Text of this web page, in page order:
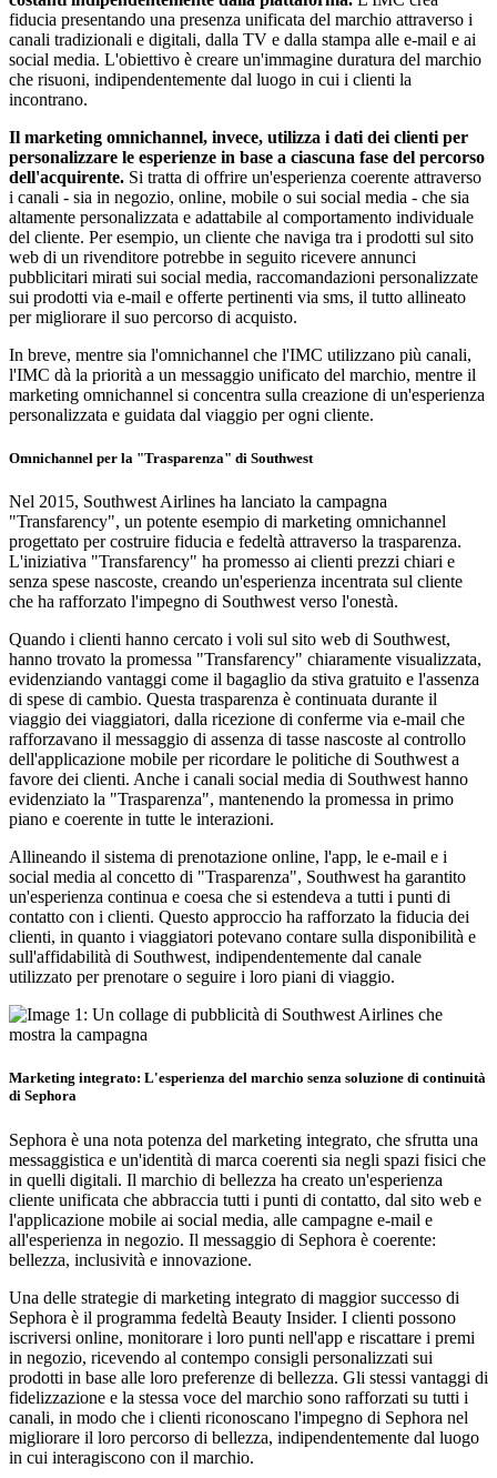
fiducia presentando una presenza unificata del marchio attraverso i
canali tradizionali e digitali, dalla TV e dalla stampa alle e-mail e ai
social media. L'obiettivo è creare un'immagine duratura del marchio
che risuoni, indipendentemente dal luogo in cui i clienti la
incontrano.
Il marketing omnichannel, invece, utilizza i dati dei clienti per
personalizzare le esperienze in base a ciascuna fase del percorso
dell'acquirente. Si tratta di offrire un'esperienza coerente attraverso
i canali - sia in negozio, online, mobile o sui social media - che sia
altamente personalizzata e adattabile al comportamento individuale
del cliente. Per esempio, un cliente che naviga tra i prodotti sul sito
web di un rivenditore potrebbe in seguito ricevere annunci
pubblicitari mirati sui social media, raccomandazioni personalizzate
sui prodotti via e-mail e offerte pertinenti via sms, il tutto allineato
per migliorare il suo percorso di acquisto.
In breve, mentre sia l'omnichannel che l'IMC utilizzano più canali,
l'IMC dà la priorità a un messaggio unificato del marchio, mentre il
marketing omnichannel si concentra sulla creazione di un'esperienza
personalizzata e guidata dal viaggio per ogni cliente.
Omnichannel per la "Trasparenza" di Southwest
Nel 2015, Southwest Airlines ha lanciato la campagna
"Transfarency", un potente esempio di marketing omnichannel
progettato per costruire fiducia e fedeltà attraverso la trasparenza.
L'iniziativa "Transfarency" ha promesso ai clienti prezzi chiari e
senza spese nascoste, creando un'esperienza incentrata sul cliente
che ha rafforzato l'impegno di Southwest verso l'onestà.
Quando i clienti hanno cercato i voli sul sito web di Southwest,
hanno trovato la promessa "Transfarency" chiaramente visualizzata,
evidenziando vantaggi come il bagaglio da stiva gratuito e l'assenza
di spese di cambio. Questa trasparenza è continuata durante il
viaggio dei viaggiatori, dalla ricezione di conferme via e-mail che
rafforzavano il messaggio di assenza di tasse nascoste al controllo
dell'applicazione mobile per ricordare le politiche di Southwest a
favore dei clienti. Anche i canali social media di Southwest hanno
evidenziato la "Trasparenza", mantenendo la promessa in primo
piano e coerente in tutte le interazioni.
Allineando il sistema di prenotazione online, l'app, le e-mail e i
social media al concetto di "Trasparenza", Southwest ha garantito
un'esperienza continua e coesa che si estendeva a tutti i punti di
contatto con i clienti. Questo approccio ha rafforzato la fiducia dei
clienti, in quanto i viaggiatori potevano contare sulla disponibilità e
sull'affidabilità di Southwest, indipendentemente dal canale
utilizzato per prenotare o seguire i loro piani di viaggio.
Marketing integrato: L'esperienza del marchio senza soluzione di continuità
di Sephora
Sephora è una nota potenza del marketing integrato, che sfrutta una
messaggistica e un'identità di marca coerenti sia negli spazi fisici che
in quelli digitali. Il marchio di bellezza ha creato un'esperienza
cliente unificata che abbraccia tutti i punti di contatto, dal sito web e
l'applicazione mobile ai social media, alle campagne e-mail e
all'esperienza in negozio. Il messaggio di Sephora è coerente:
bellezza, inclusività e innovazione.
Una delle strategie di marketing integrato di maggior successo di
Sephora è il programma fedeltà Beauty Insider. I clienti possono
iscriversi online, monitorare i loro punti nell'app e riscattare i premi
in negozio, ricevendo al contempo consigli personalizzati sui
prodotti in base alle loro preferenze di bellezza. Gli stessi vantaggi di
fidelizzazione e la stessa voce del marchio sono rafforzati su tutti i
canali, in modo che i clienti riconoscano l'impegno di Sephora nel
migliorare il loro percorso di bellezza, indipendentemente dal luogo
in cui interagiscono con il marchio.